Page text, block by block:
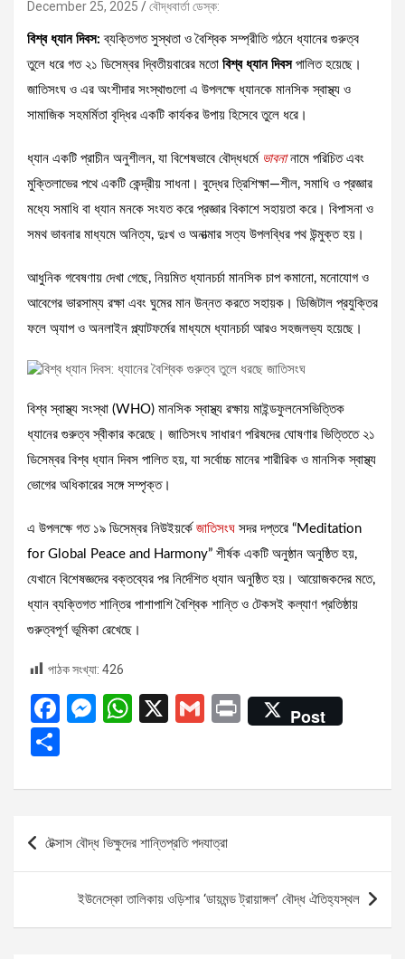
December 25, 2025 বৌদ্ধবার্তা ডেস্ক:
বিশ্ব ধ্যান দিবস:ব্যক্তিগত সুস্থতা ও বৈশ্বিক সম্প্রীতি গঠনে ধ্যানের গুরুত্ব
তুলে ধরে গত ২১ ডিসেম্বর দ্বিতীয়বারের মতো বিশ্ব ধ্যান দিবসপালিত হয়েছে।
জাতিসংঘ ও এর অংশীদার সংস্থাগুলো এ উপলক্ষে ধ্যানকে মানসিক স্বাস্থ্য ও
সামাজিক সহমর্মিতা বৃদ্ধির একটি কার্যকর উপায় হিসেবে তুলে ধরে।
ধ্যান একটি প্রাচীন অনুশীলন, যা বিশেষভাবে বৌদ্ধধর্মে ভাবনানামে পরিচিত এবং
মুক্তিলাভের পথে একটি কেন্দ্রীয় সাধনা। বুদ্ধের ত্রিশিক্ষা—শীল, সমাধি ও প্রজ্ঞার
মধ্যে সমাধি বা ধ্যান মনকে সংযত করে প্রজ্ঞার বিকাশে সহায়তা করে। বিপাসনা ও
সমথ ভাবনার মাধ্যমে অনিত্য, দুঃখ ও অনাত্মার সত্য উপলব্ধির পথ উন্মুক্ত হয়।
আধুনিক গবেষণায় দেখা গেছে, নিয়মিত ধ্যানচর্চা মানসিক চাপ কমানো, মনোযোগ ও
আবেগের ভারসাম্য রক্ষা এবং ঘুমের মান উন্নত করতে সহায়ক। ডিজিটাল প্রযুক্তির
ফলে অ্যাপ ও অনলাইন প্ল্যাটফর্মের মাধ্যমে ধ্যানচর্চা আরও সহজলভ্য হয়েছে।
বিশ্ব স্বাস্থ্য সংস্থা (WHO) মানসিক স্বাস্থ্য রক্ষায় মাইন্ডফুলনেসভিত্তিক
ধ্যানের গুরুত্ব স্বীকার করেছে। জাতিসংঘ সাধারণ পরিষদের ঘোষণার ভিত্তিতে ২১
ডিসেম্বর বিশ্ব ধ্যান দিবস পালিত হয়, যা সর্বোচ্চ মানের শারীরিক ও মানসিক স্বাস্থ্য
ভোগের অধিকারের সঙ্গে সম্পৃক্ত।
এ উপলক্ষে গত ১৯ ডিসেম্বর নিউইয়র্কে জাতিসংঘ সদর দপ্তরে “Meditation
for Global Peace and Harmony” শীর্ষক একটি অনুষ্ঠান অনুষ্ঠিত হয়,
যেখানে বিশেষজ্ঞদের বক্তব্যের পর নির্দেশিত ধ্যান অনুষ্ঠিত হয়। আয়োজকদের মতে,
ধ্যান ব্যক্তিগত শান্তির পাশাপাশি বৈশ্বিক শান্তি ও টেকসই কল্যাণ প্রতিষ্ঠায়
গুরুত্বপূর্ণ ভূমিকা রেখেছে।
পাঠক সংখ্যা: 426
F
b
o
k
M
n
er
W
s
p
p
X
G
Pr
in
Post
ar
Post
navigation
টেক্সাস বৌদ্ধ ভিক্ষুদের শান্তিপ্রতি পদযাত্রা
ইউনেস্কো তালিকায় ওড়িশার ‘ডায়মন্ড ট্রায়াঙ্গল’ বৌদ্ধ ঐতিহ্যস্থল